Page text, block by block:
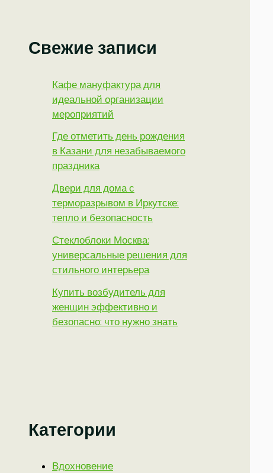
Свежие записи
Кафе мануфактура для
идеальной организации
мероприятий
Где отметить день рождения
в Казани для незабываемого
праздника
Двери для дома с
терморазрывом в Иркутске:
тепло и безопасность
Стеклоблоки Москва:
универсальные решения для
стильного интерьера
Купить возбудитель для
женщин эффективно и
безопасно: что нужно знать
Категории
Вдохновение